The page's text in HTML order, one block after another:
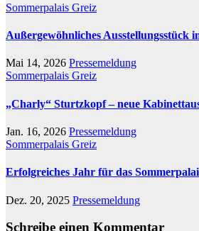
Sommerpalais Greiz
Außergewöhnliches Ausstellungsstück
Mai 14, 2026 Pressemeldung
Sommerpalais Greiz
„Charly“ Sturtzkopf – neue
Jan. 16, 2026 Pressemeldung
Sommerpalais Greiz
Erfolgreiches Jahr für das
Dez. 20, 2025 Pressemeldung
Schreibe einen Kommentar